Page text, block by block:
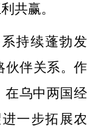
共赢。
持续蓬勃发
伙伴关系。作
在乌中两国经
一步拓展农